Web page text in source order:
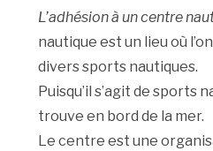
L’adhésion à un centre
nautique est un lieu où
divers sports nautiques.
Puisqu’il s’agit de sports
trouve en bord de la mer.
Le centre est une